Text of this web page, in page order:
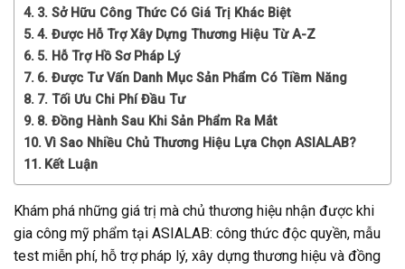
3. Sở Hữu Công Thức Có Giá Trị Khác Biệt
4. Được Hỗ Trợ Xây Dựng Thương Hiệu Từ A-Z
5. Hỗ Trợ Hồ Sơ Pháp Lý
6. Được Tư Vấn Danh Mục Sản Phẩm Có Tiềm Năng
7. Tối Ưu Chi Phí Đầu Tư
8. Đồng Hành Sau Khi Sản Phẩm Ra Mắt
Vì Sao Nhiều Chủ Thương Hiệu Lựa Chọn ASIALAB?
Kết Luận
Khám phá những giá trị mà chủ thương hiệu nhận được khi
gia công mỹ phẩm tại ASIALAB: công thức độc quyền, mẫu
test miễn phí, hỗ trợ pháp lý, xây dựng thương hiệu và đồng